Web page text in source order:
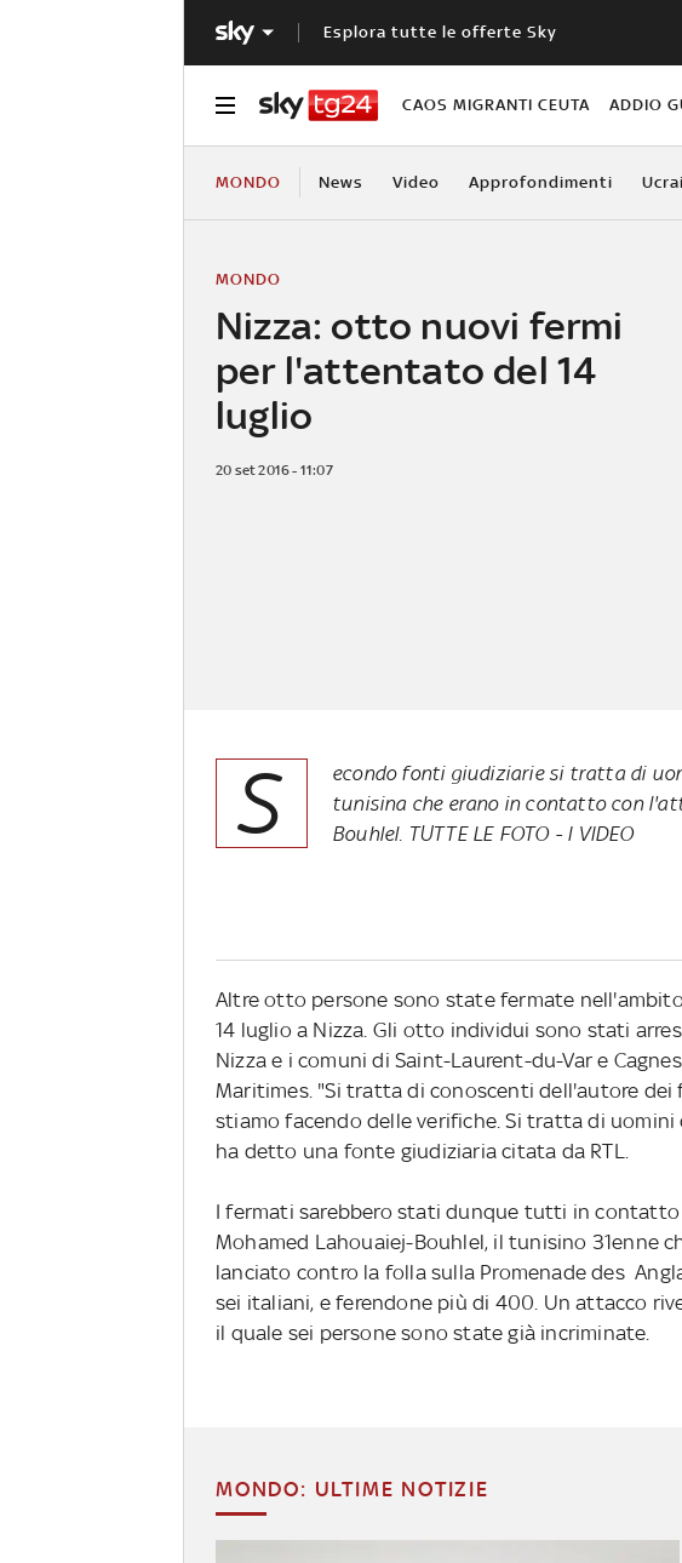
Esplora tutte le offerte Sky
CAOS MIGRANTI CEUTA ADDIO
MONDO News Video Approfondimenti
Nizza: otto nuovi fermi
per l'attentato del 14
luglio
MONDO
20 set 2016 - 11:07
S
econdo fonti giudiziarie si tratta di
tunisina che erano in contatto con
Bouhlel. TUTTE LE FOTO - I VIDEO
Altre otto persone sono state fermate
14 luglio a Nizza. Gli otto individui sono stati
Nizza e i comuni di Saint-Laurent-du-Var e
Maritimes. "Si tratta di conoscenti dell'autore
stiamo facendo delle verifiche. Si tratta di
ha detto una fonte giudiziaria citata da RTL.
I fermati sarebbero stati dunque tutti in
Mohamed Lahouaiej-Bouhlel, il tunisino 31enne
lanciato contro la folla sulla Promenade des
sei italiani, e ferendone più di 400. Un attacco
il quale sei persone sono state già incriminate.
MONDO: ULTIME NOTIZIE